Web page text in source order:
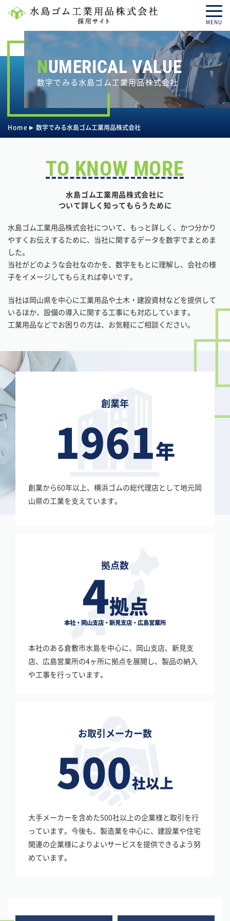
MENU
NUMERICAL VALUE
数字でみる水島ゴム工業用品株式会社
Home 数字でみる水島ゴム工業用品株式会社
TO KNOW MORE
水島ゴム工業用品株式会社に
ついて詳しく知ってもらうために
水島ゴム工業用品株式会社について、もっと詳しく、かつ分かり
やすくお伝えするために、当社に関するデータを数字でまとめま
した。
当社がどのような会社なのかを、数字をもとに理解し、会社の様
子をイメージしてもらえれば幸いです。
当社は岡山県を中心に工業用品や土木・建設資材などを提供して
いるほか、設備の導入に関する工事にも対応しています。
工業用品などでお困りの方は、お気軽にご相談ください。
創業年
1961年
創業から60年以上、横浜ゴムの総代理店として地元岡
山県の工業を支えています。
拠点数
4拠点
本社・岡山支店・新見支店・広島営業所
本社のある倉敷市水島を中心に、岡山支店、新見支
店、広島営業所の4ヶ所に拠点を展開し、製品の納入
や工事を行っています。
お取引メーカー数
500社以上
大手メーカーを含めた500社以上の企業様と取引を行
っています。今後も、製造業を中心に、建設業や住宅
関連の企業様によりよいサービスを提供できるよう努
めています。